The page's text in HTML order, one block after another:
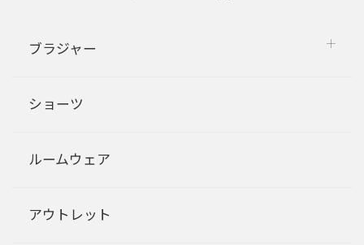
ブラジャー
ショーツ
ルームウェア
アウトレット